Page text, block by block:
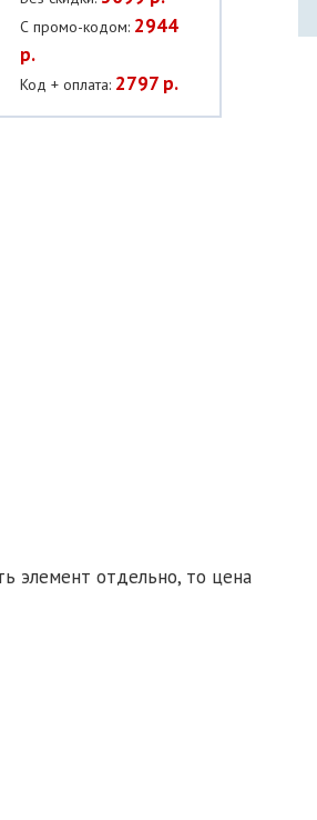
С промо-кодом: 2944
р.
Код + оплата: 2797 р.
элемент отдельно, то цена